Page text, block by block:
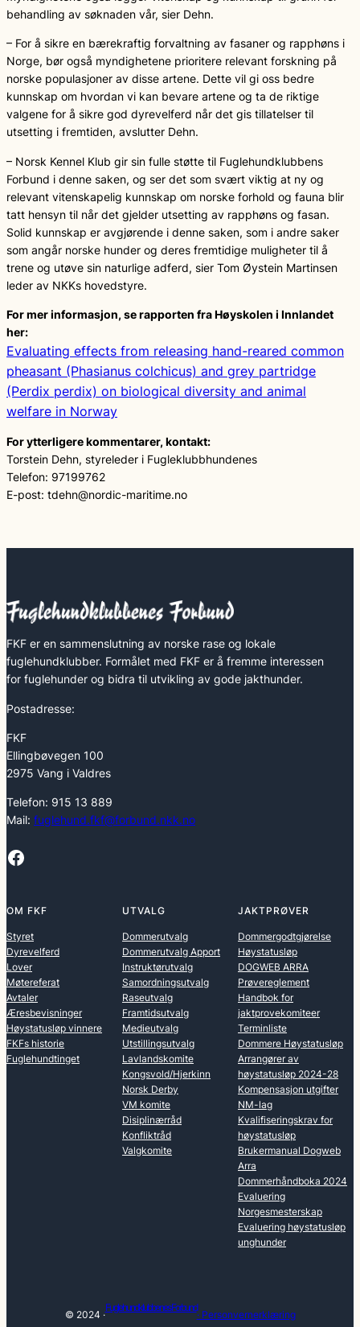
behandling av søknaden vår, sier Dehn.
– For å sikre en bærekraftig forvaltning av fasaner og rapphøns i
Norge, bør også myndighetene prioritere relevant forskning på
norske populasjoner av disse artene. Dette vil gi oss bedre
kunnskap om hvordan vi kan bevare artene og ta de riktige
valgene for å sikre god dyrevelferd når det gis tillatelser til
utsetting i fremtiden, avslutter Dehn.
– Norsk Kennel Klub gir sin fulle støtte til Fuglehundklubbens
Forbund i denne saken, og ser det som svært viktig at ny og
relevant vitenskapelig kunnskap om norske forhold og fauna blir
tatt hensyn til når det gjelder utsetting av rapphøns og fasan.
Solid kunnskap er avgjørende i denne saken, som i andre saker
som angår norske hunder og deres fremtidige muligheter til å
trene og utøve sin naturlige adferd, sier Tom Øystein Martinsen
leder av NKKs hovedstyre.
For mer informasjon, se rapporten fra Høyskolen i Innlandet
her:
Evaluating effects from releasing hand-reared common
pheasant (Phasianus colchicus) and grey partridge
(Perdix perdix) on biological diversity and animal
welfare in Norway
For ytterligere kommentarer, kontakt:
Torstein Dehn, styreleder i Fugleklubbhundenes
Telefon: 97199762
E-post: tdehn@nordic-maritime.no
FKF er en sammenslutning av norske rase og lokale
fuglehundklubber. Formålet med FKF er å fremme interessen
for fuglehunder og bidra til utvikling av gode jakthunder.
Postadresse:
FKF
Ellingbøvegen 100
2975 Vang i Valdres
Telefon: 915 13 889
Mail: fuglehund.fkf@forbund.nkk.no
Facebook
OM FKF
Styret
Dyrevelferd
Lover
Møtereferat
Avtaler
Æresbevisninger
Høystatusløp vinnere
FKFs historie
Fuglehundtinget
UTVALG
Dommerutvalg
Dommerutvalg Apport
Instruktørutvalg
Samordningsutvalg
Raseutvalg
Framtidsutvalg
Medieutvalg
Utstillingsutvalg
Lavlandskomite
Kongsvold/Hjerkinn
Norsk Derby
VM komite
Disiplinærråd
Konfliktråd
Valgkomite
JAKTPRØVER
Dommergodtgjørelse
Høystatusløp
DOGWEB ARRA
Prøvereglement
Handbok for
jaktprovekomiteer
Terminliste
Dommere Høystatusløp
Arrangører av
høystatusløp 2024-28
Kompensasjon utgifter
NM-lag
Kvalifiseringskrav for
høystatusløp
Brukermanual Dogweb
Arra
Dommerhåndboka 2024
Evaluering
Norgesmesterskap
Evaluering høystatusløp
unghunder
© 2024 ·
Fuglehundklubbenes Forbund
· Personvernerklæring